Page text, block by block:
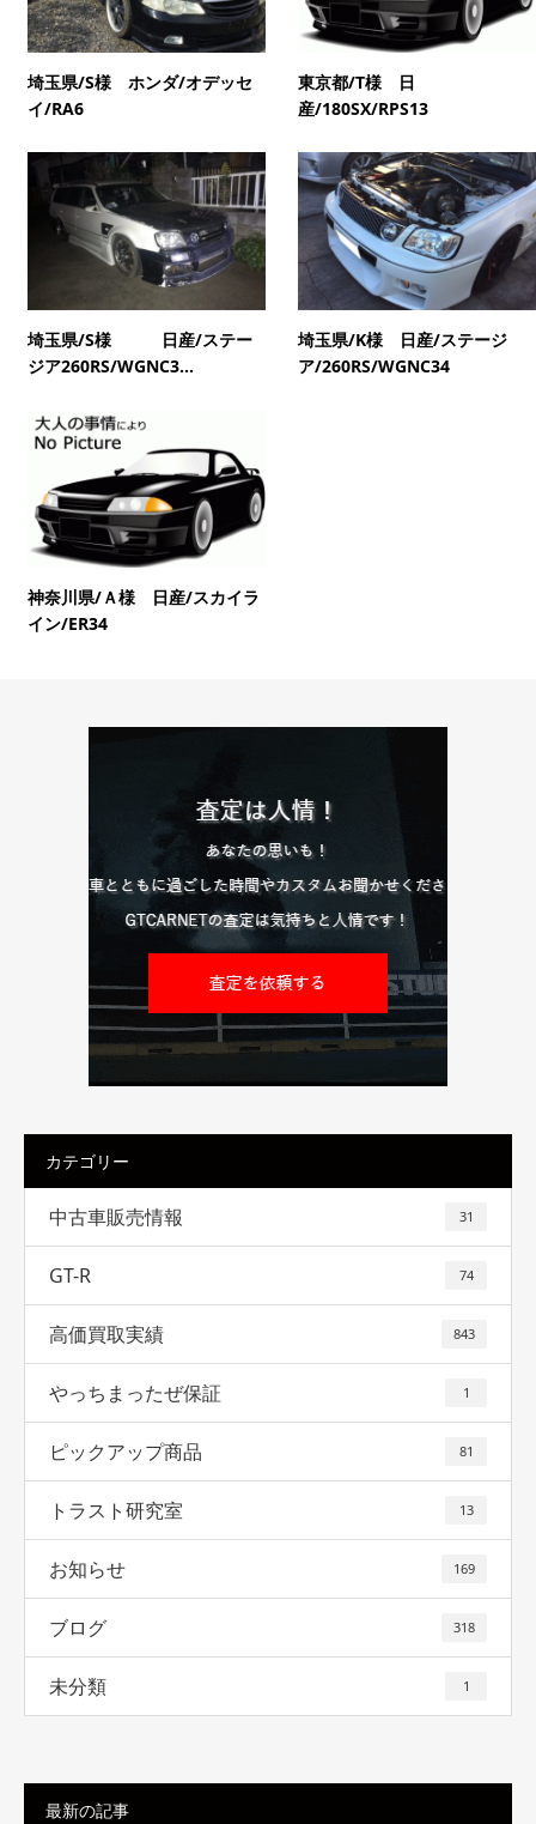
埼玉県/S様 ホンダ/オデッセ
イ/RA6
東京都/T様 日
産/180SX/RPS13
埼玉県/S様 日産/ステー
ジア260RS/WGNC3...
埼玉県/K様 日産/ステージ
ア/260RS/WGNC34
神奈川県/Ａ様 日産/スカイラ
イン/ER34
カテゴリー
中古車販売情報 31
GT-R 74
高価買取実績 843
やっちまったぜ保証 1
ピックアップ商品 81
トラスト研究室 13
お知らせ 169
ブログ 318
未分類 1
最新の記事